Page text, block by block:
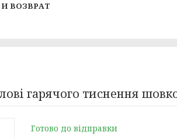
ВОЗВРАТ
гарячого тиснення
Готово до відправки